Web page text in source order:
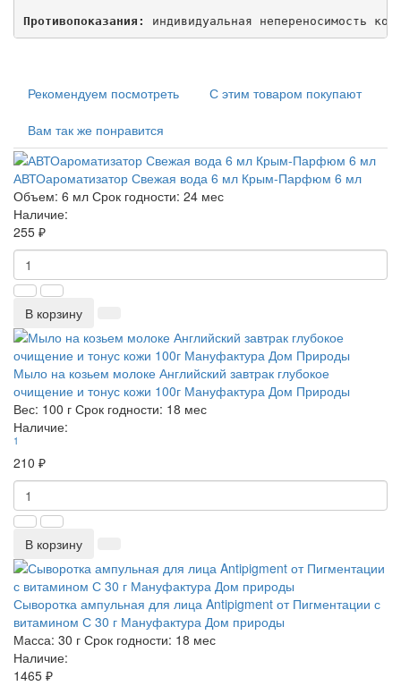
Противопоказания: индивидуальная непереносимость
Рекомендуем посмотреть С этим товаром покупают
Вам так же понравится
АВТОароматизатор Свежая вода 6 мл Крым-Парфюм 6 мл
Объем: 6 мл Срок годности: 24 мес
Наличие:
255 ₽
В корзину
Мыло на козьем молоке Английский завтрак глубокое
очищение и тонус кожи 100г Мануфактура Дом Природы
Вес: 100 г Срок годности: 18 мес
Наличие:
1
210 ₽
В корзину
Сыворотка ампульная для лица Antipigment от Пигментации с
витамином С 30 г Мануфактура Дом природы
Масса: 30 г Срок годности: 18 мес
Наличие:
1465 ₽